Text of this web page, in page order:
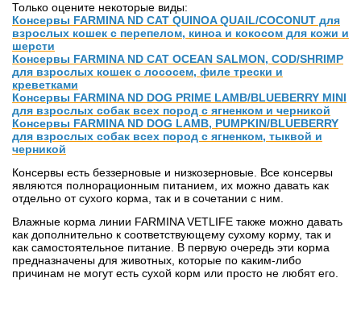
Только оцените некоторые виды:
Консервы FARMINA ND CAT QUINOA QUAIL/COCONUT для
взрослых кошек с перепелом, киноа и кокосом для кожи и
шерсти
Консервы FARMINA ND CAT OCEAN SALMON, COD/SHRIMP
для взрослых кошек с лососем, филе трески и
креветками
Консервы FARMINA ND DOG PRIME LAMB/BLUEBERRY MINI
для взрослых собак всех пород с ягненком и черникой
Консервы FARMINA ND DOG LAMB, PUMPKIN/BLUEBERRY
для взрослых собак всех пород с ягненком, тыквой и
черникой
Консервы есть беззерновые и низкозерновые. Все консервы
являются полнорационным питанием, их можно давать как
отдельно от сухого корма, так и в сочетании с ним.
Влажные корма линии FARMINA VETLIFE также можно давать
как дополнительно к соответствующему сухому корму, так и
как самостоятельное питание. В первую очередь эти корма
предназначены для животных, которые по каким-либо
причинам не могут есть сухой корм или просто не любят его.